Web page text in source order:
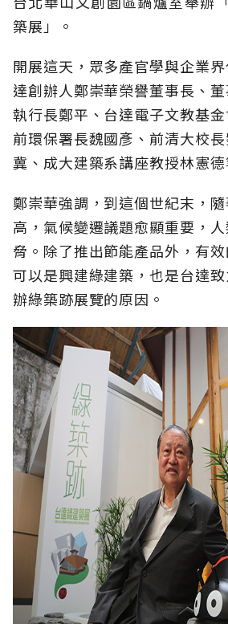
築展」。
開展這天，眾多產官學與企業
達創辦人鄭崇華榮譽董事長、
執行長鄭平、台達電子文教基
前環保署長魏國彥、前清大校
冀、成大建築系講座教授林憲德
鄭崇華強調，到這個世紀末，
高，氣候變遷議題愈顯重要，
脅。除了推出節能產品外，有效
可以是興建綠建築，也是台達
辦綠築跡展覽的原因。